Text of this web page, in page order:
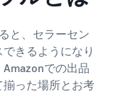
と、セラーセン
きるようになり
での出品
った場所とお考